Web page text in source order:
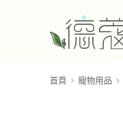
首頁 寵物用品